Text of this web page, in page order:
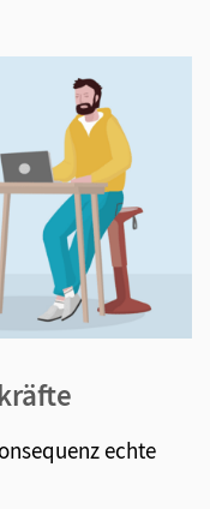
echte